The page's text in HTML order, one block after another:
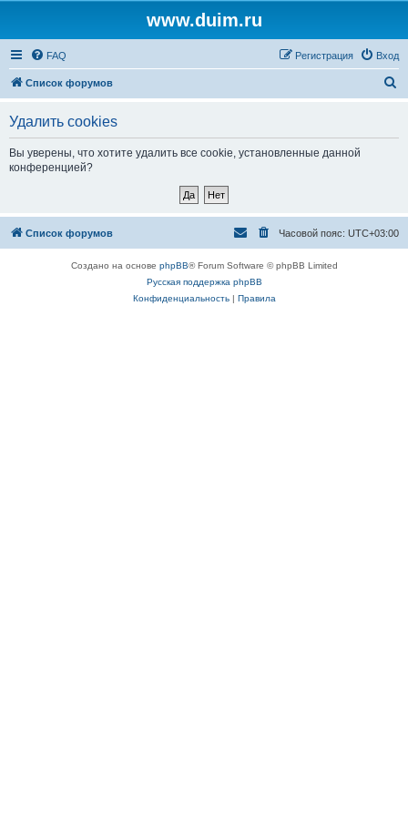
www.duim.ru
FAQ Вход
Регистрация
Список форумов
Удалить cookies
Вы уверены, что хотите удалить все cookie, установленные данной
конференцией?
Список форумов Часовой пояс: UTC+03:00
Создано на основе phpBB® Forum Software © phpBB Limited
Русская поддержка phpBB
Конфиденциальность| Правила